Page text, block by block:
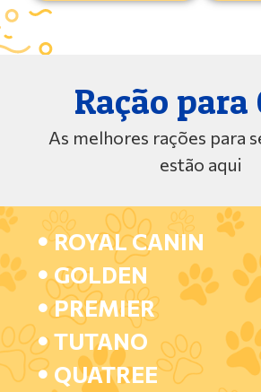
Ração para
As melhores rações para
estão aqui
ROYAL CANIN
GOLDEN
PREMIER
TUTANO
QUATREE